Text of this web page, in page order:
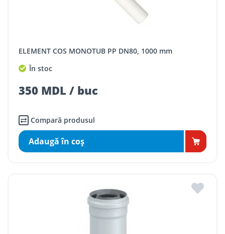
ELEMENT COS MONOTUB PP DN80, 1000 mm
În stoc
350 MDL / buc
Compară produsul
Adaugă în coş